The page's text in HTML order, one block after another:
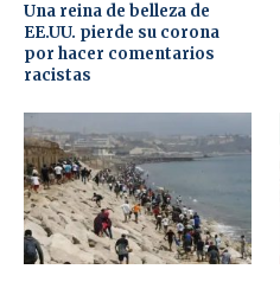
Una reina de belleza de
EE.UU. pierde su corona
por hacer comentarios
racistas